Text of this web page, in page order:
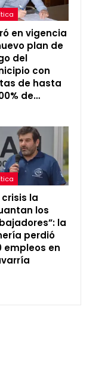
en vigencia
plan de
del
con
de hasta
de…
crisis la
los
la
perdió
empleos en